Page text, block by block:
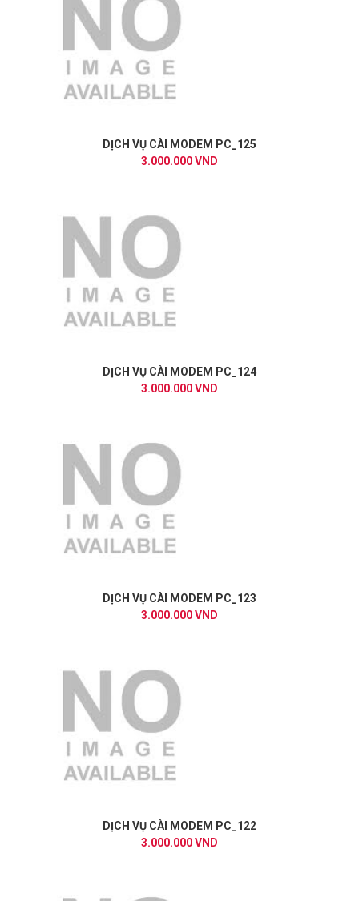
DỊCH VỤ CÀI MODEM PC_125
3.000.000 VND
DỊCH VỤ CÀI MODEM PC_124
3.000.000 VND
DỊCH VỤ CÀI MODEM PC_123
3.000.000 VND
DỊCH VỤ CÀI MODEM PC_122
3.000.000 VND